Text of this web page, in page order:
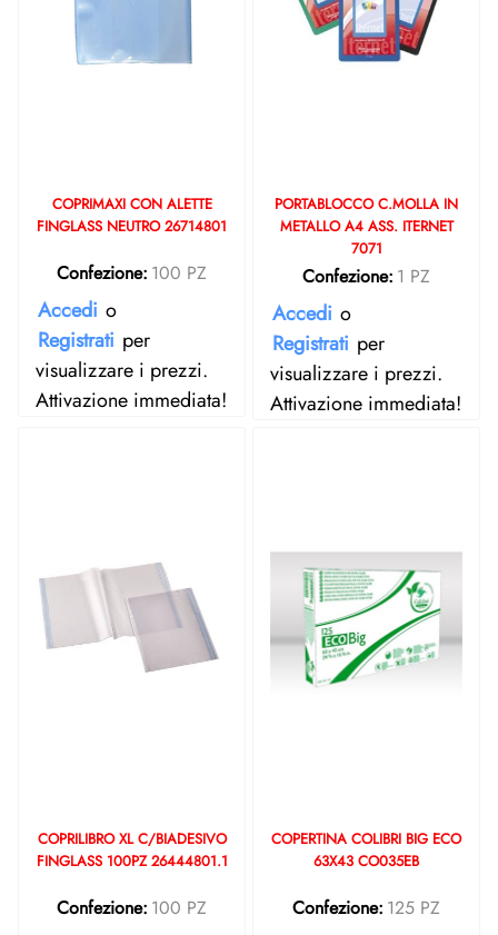
COPRIMAXI CON ALETTE
FINGLASS NEUTRO 26714801
Confezione: 100 PZ
Accedi o
Registrati per
visualizzare i prezzi.
Attivazione immediata!
PORTABLOCCO C.MOLLA IN
METALLO A4 ASS. ITERNET
7071
Confezione: 1 PZ
Accedi o
Registrati per
visualizzare i prezzi.
Attivazione immediata!
COPRILIBRO XL C/BIADESIVO
FINGLASS 100PZ 26444801.1
Confezione: 100 PZ
COPERTINA COLIBRI BIG ECO
63X43 CO035EB
Confezione: 125 PZ